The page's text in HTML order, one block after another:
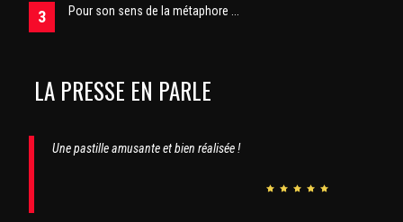
Pour son sens de la métaphore ...
LA PRESSE EN PARLE
Une pastille amusante et bien réalisée !